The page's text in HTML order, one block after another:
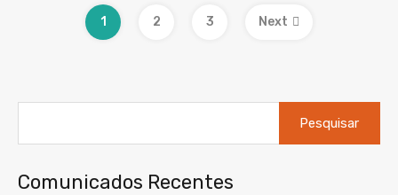
1 2 3 Next
por:
Comunicados Recentes